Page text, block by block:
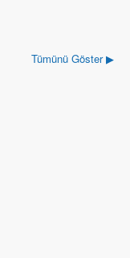
Tümünü Göster ▶